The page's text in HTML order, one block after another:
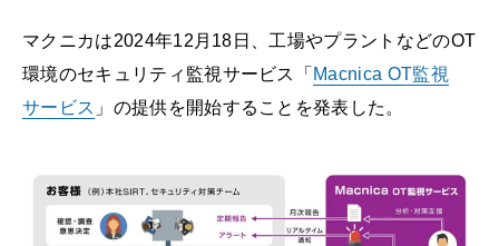
マクニカは2024年12月18日、工場やプラントなどのOT
環境のセキュリティ監視サービス「 Macnica OT監視
サービス 」の提供を開始することを発表した。